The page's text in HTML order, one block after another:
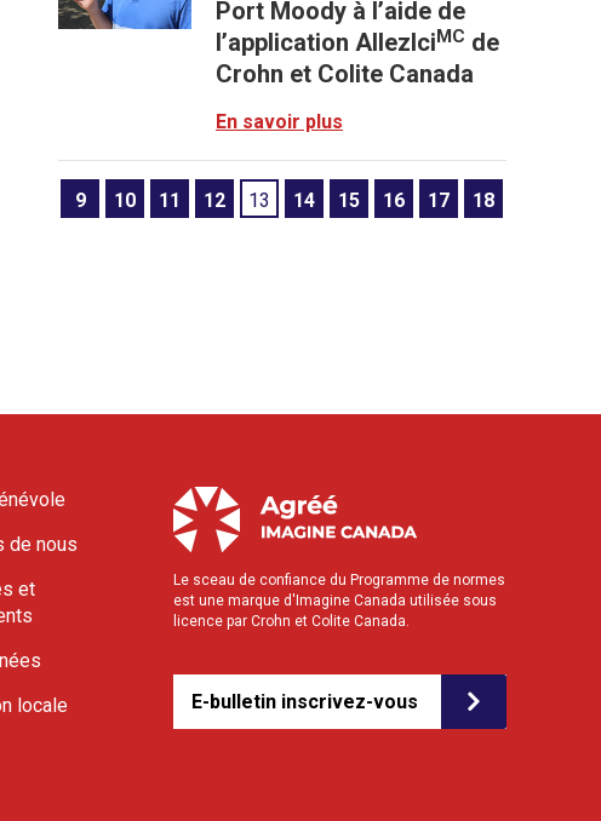
Port Moody à l’aide de
l’application AllezIciMC de
Crohn et Colite Canada
En savoir plus
9 10 11 12 13 14 15 16 17 18
de nous
et
locale
Le sceau de confiance du Programme de normes
est une marque d'Imagine Canada utilisée sous
licence par Crohn et Colite Canada.
E-bulletin inscrivez-vous